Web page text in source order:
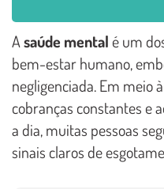
Asaúde mental é um
bem-estar humano,
negligenciada. Em meio
cobranças constantes e
a dia, muitas pessoas
sinais claros de